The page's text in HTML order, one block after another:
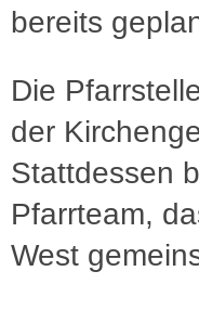
bereits
Die
der
Stattdessen
Pfarrteam,
West